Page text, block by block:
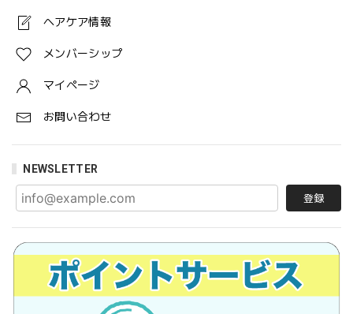
ヘアケア情報
メンバーシップ
マイページ
お問い合わせ
NEWSLETTER
登録